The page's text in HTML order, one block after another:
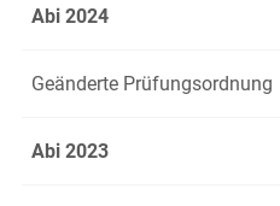
Abi 2024
Geänderte Prüfungsordnung
Abi 2023